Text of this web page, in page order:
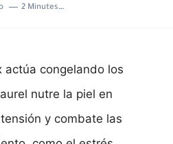
2 Minutes to read
actúa congelando los
nutre la piel en
y combate las